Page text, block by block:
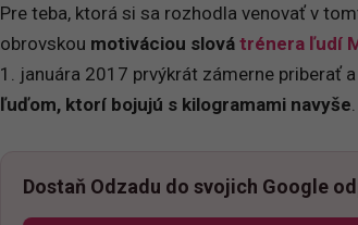
Pre teba, ktorá si sa rozhodla venovať v
obrovskou motiváciou slová trénera ľudí
1. januára 2017 prvýkrát zámerne priberať
ľuďom, ktorí bojujú s kilogramami navyše
Dostaň Odzadu do svojich Google